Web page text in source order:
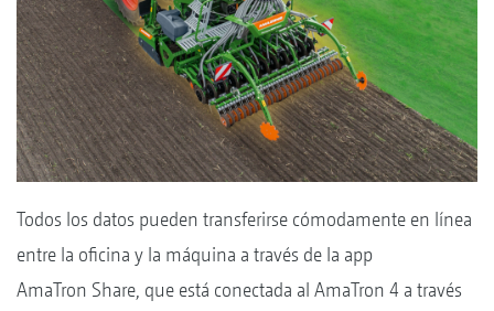
Todos los datos pueden transferirse cómodamente en línea
entre la oficina y la máquina a través de la app
AmaTron Share, que está conectada al AmaTron 4 a través